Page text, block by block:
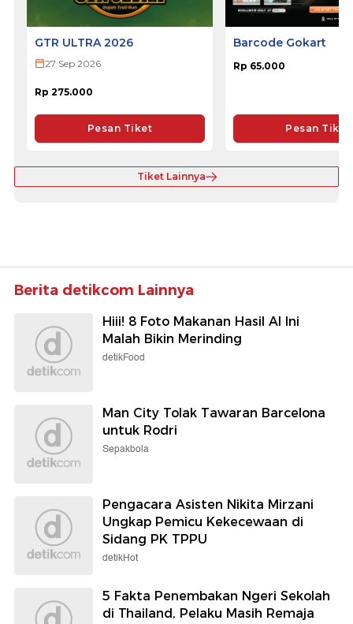
GTR ULTRA 2026
27 Sep 2026
Rp 275.000
Pesan Tiket
Barcode Gokart
Rp 65.000
Pesan Tiket
Tiket Lainnya
Berita detikcom Lainnya
Hiii! 8 Foto Makanan Hasil AI Ini
Malah Bikin Merinding
detikFood
Man City Tolak Tawaran Barcelona
untuk Rodri
Sepakbola
Pengacara Asisten Nikita Mirzani
Ungkap Pemicu Kekecewaan di
Sidang PK TPPU
detikHot
5 Fakta Penembakan Ngeri Sekolah
di Thailand, Pelaku Masih Remaja